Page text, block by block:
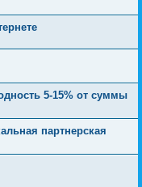
5-15% от суммы
партнерская